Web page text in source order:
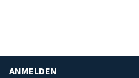
ANMELDEN